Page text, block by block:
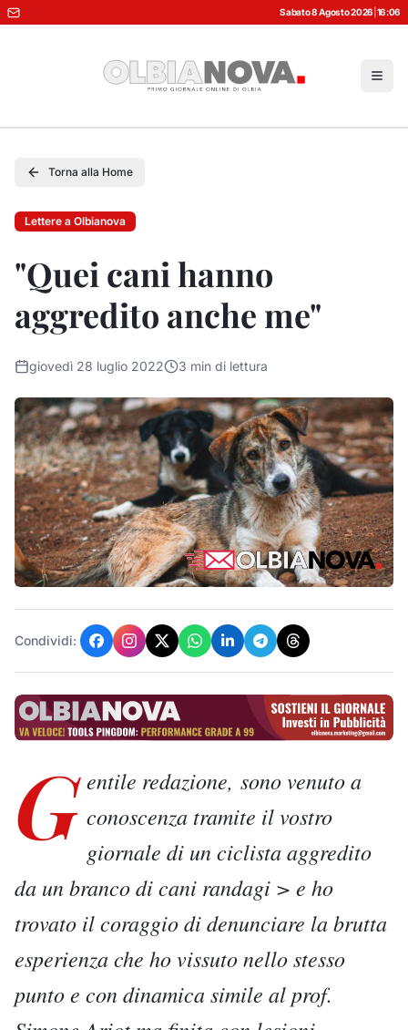
Sabato 8 Agosto 2026 16:06
Torna alla Home
Lettere a Olbianova
"Quei cani hanno
aggredito anche me"
giovedì 28 luglio 2022 3 min di lettura
Condividi:
G entile redazione, sono venuto a
conoscenza tramite il vostro
giornale di un ciclistaaggredito
da un branco di cani randagi > e ho
trovato il coraggio di denunciare la brutta
esperienza che ho vissuto nello stesso
punto e con dinamica simile al prof.